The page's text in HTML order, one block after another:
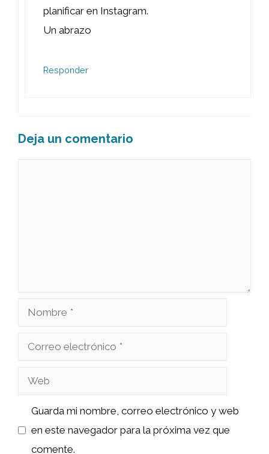
planificar en Instagram.
Un abrazo
Responder
Deja un comentario
Nombre
Correo
Web
Guarda mi nombre, correo electrónico y web
en este navegador para la próxima vez que
comente.